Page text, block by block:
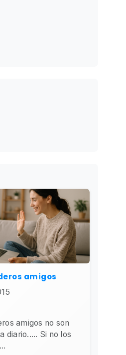
amigos
amigos no son
diario..... Si no los